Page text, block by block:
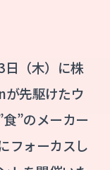
日（木）に株
先駆けたウ
”のメーカー
フォーカスし